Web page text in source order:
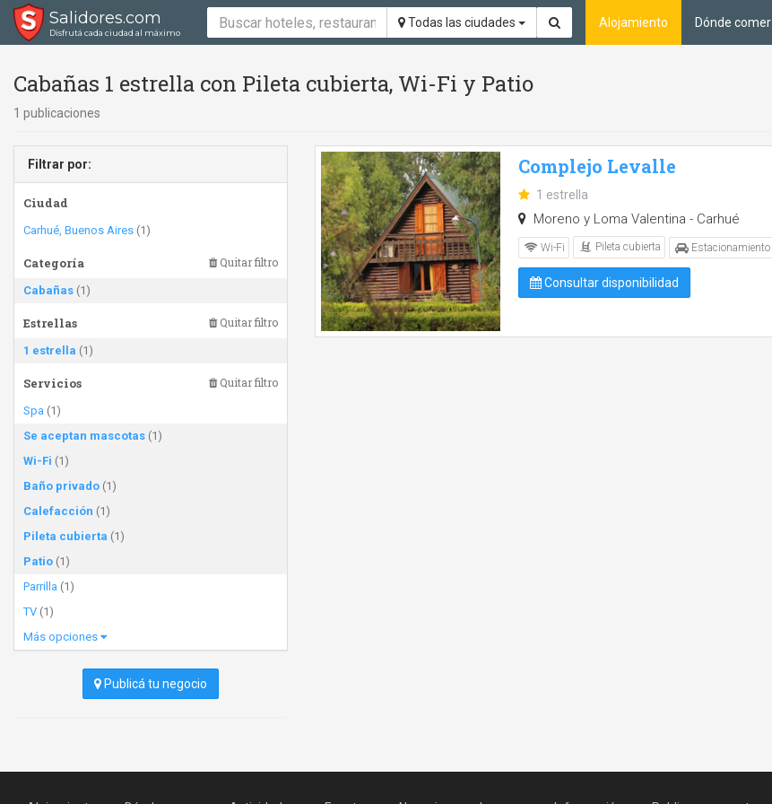
Salidores.com
Disfrutá cada ciudad al máximo
Todas las ciudades Alojamiento Dónde comer
Cabañas 1 estrella con Pileta cubierta, Wi-Fi y Patio
1 publicaciones
Filtrar por:
Ciudad
Carhué, Buenos Aires (1)
Categoría Quitar filtro
Cabañas (1)
Estrellas Quitar filtro
1 estrella (1)
Servicios Quitar filtro
Spa (1)
Se aceptan mascotas (1)
Wi-Fi (1)
Baño privado (1)
Calefacción (1)
Pileta cubierta (1)
Patio (1)
Parrilla (1)
TV (1)
Más opciones
Publicá tu negocio
Complejo Levalle
1 estrella
Moreno y Loma Valentina - Carhué
Wi-Fi Pileta cubierta Estacionamiento
Consultar disponibilidad